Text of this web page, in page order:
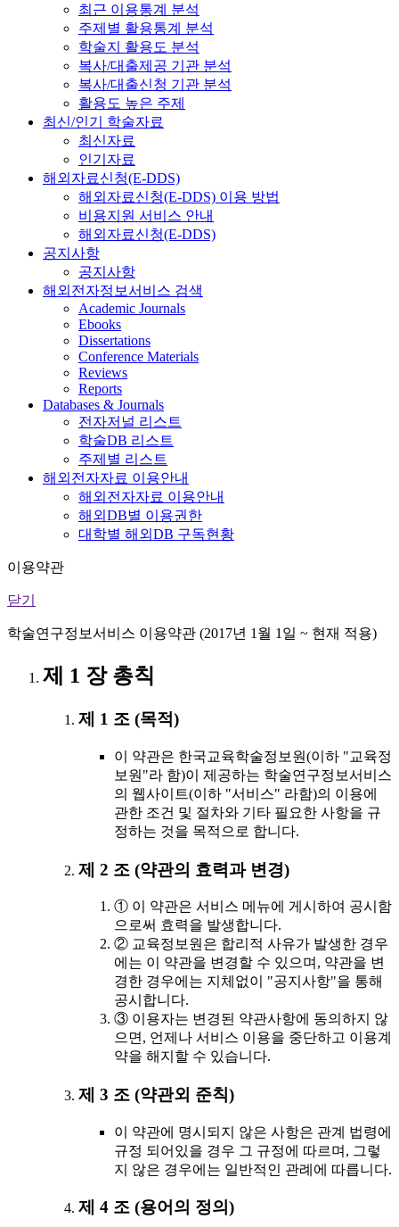
최근 이용통계 분석
주제별 활용통계 분석
학술지 활용도 분석
복사/대출제공 기관 분석
복사/대출신청 기관 분석
활용도 높은 주제
최신/인기 학술자료
최신자료
인기자료
해외자료신청(E-DDS)
해외자료신청(E-DDS) 이용 방법
비용지원 서비스 안내
해외자료신청(E-DDS)
공지사항
공지사항
해외전자정보서비스 검색
Academic Journals
Ebooks
Dissertations
Conference Materials
Reviews
Reports
Databases & Journals
전자저널 리스트
학술DB 리스트
주제별 리스트
해외전자자료 이용안내
해외전자자료 이용안내
해외DB별 이용권한
대학별 해외DB 구독현황
이용약관
닫기
학술연구정보서비스 이용약관 (2017년 1월 1일 ~ 현재 적용)
제 1 장 총칙
제 1 조 (목적)
이 약관은 한국교육학술정보원(이하 "교육정
보원"라 함)이 제공하는 학술연구정보서비스
의 웹사이트(이하 "서비스" 라함)의 이용에
관한 조건 및 절차와 기타 필요한 사항을 규
정하는 것을 목적으로 합니다.
제 2 조 (약관의 효력과 변경)
① 이 약관은 서비스 메뉴에 게시하여 공시함
으로써 효력을 발생합니다.
② 교육정보원은 합리적 사유가 발생한 경우
에는 이 약관을 변경할 수 있으며, 약관을 변
경한 경우에는 지체없이 "공지사항"을 통해
공시합니다.
③ 이용자는 변경된 약관사항에 동의하지 않
으면, 언제나 서비스 이용을 중단하고 이용계
약을 해지할 수 있습니다.
제 3 조 (약관외 준칙)
이 약관에 명시되지 않은 사항은 관계 법령에
규정 되어있을 경우 그 규정에 따르며, 그렇
지 않은 경우에는 일반적인 관례에 따릅니다.
제 4 조 (용어의 정의)